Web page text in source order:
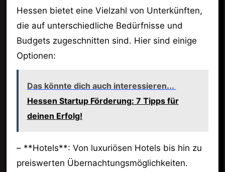
Hessen bietet eine Vielzahl von Unterkünften,
die auf unterschiedliche Bedürfnisse und
Budgets zugeschnitten sind. Hier sind einige
Optionen:
Das könnte dich auch interessieren...
Hessen Startup Förderung: 7 Tipps für
deinen Erfolg!
– **Hotels**: Von luxuriösen Hotels bis hin zu
preiswerten Übernachtungsmöglichkeiten.